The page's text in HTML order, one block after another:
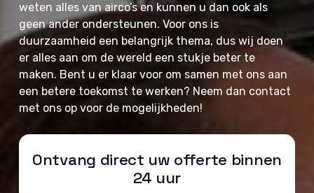
weten alles van airco’s en kunnen u dan ook als
geen ander ondersteunen. Voor ons is
duurzaamheid een belangrijk thema, dus wij doen
er alles aan om de wereld een stukje beter te
maken. Bent u er klaar voor om samen met ons aan
een betere toekomst te werken? Neem dan contact
met ons op voor de mogelijkheden!
Ontvang direct uw offerte binnen
24 uur